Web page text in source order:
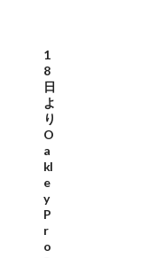
1
8
日
よ
り
O
a
kl
e
y
P
r
o